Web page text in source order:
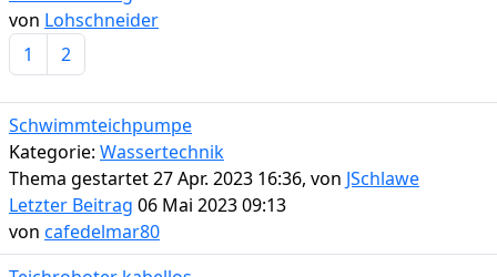
von Lohschneider
1
2
Schwimmteichpumpe
Kategorie: Wassertechnik
Thema gestartet 27 Apr. 2023 16:36, von JSchlawe
Letzter Beitrag 06 Mai 2023 09:13
von cafedelmar80